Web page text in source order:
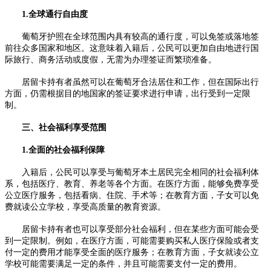
1.全球通行自由度
葡萄牙护照在全球范围内具有较高的通行度，可以免签或落地签
前往众多国家和地区。这意味着入籍后，公民可以更加自由地进行国
际旅行、商务活动或度假，无需为办理签证而繁琐准备。
居留卡持有者虽然可以在葡萄牙合法居住和工作，但在国际出行
方面，仍需根据目的地国家的签证要求进行申请，出行受到一定限
制。
三、社会福利享受范围
1.全面的社会福利保障
入籍后，公民可以享受与葡萄牙本土居民完全相同的社会福利体
系，包括医疗、教育、养老等各个方面。在医疗方面，能够免费享受
公立医疗服务，包括看病、住院、手术等；在教育方面，子女可以免
费就读公立学校，享受高质量的教育资源。
居留卡持有者也可以享受部分社会福利，但在某些方面可能会受
到一定限制。例如，在医疗方面，可能需要购买私人医疗保险或者支
付一定的费用才能享受全面的医疗服务；在教育方面，子女就读公立
学校可能需要满足一定的条件，并且可能需要支付一定的费用。